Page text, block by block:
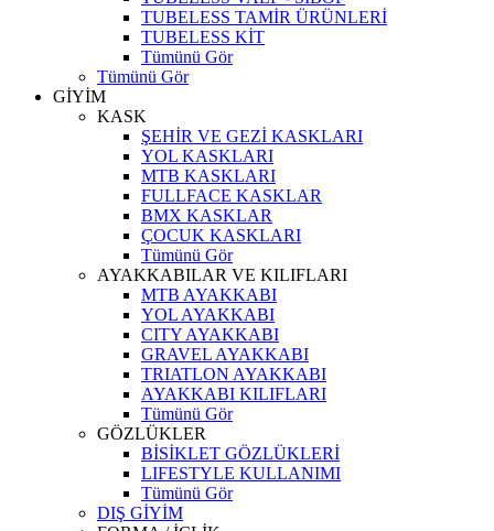
TUBELESS TAMİR ÜRÜNLERİ
TUBELESS KİT
Tümünü Gör
Tümünü Gör
GİYİM
KASK
ŞEHİR VE GEZİ KASKLARI
YOL KASKLARI
MTB KASKLARI
FULLFACE KASKLAR
BMX KASKLAR
ÇOCUK KASKLARI
Tümünü Gör
AYAKKABILAR VE KILIFLARI
MTB AYAKKABI
YOL AYAKKABI
CITY AYAKKABI
GRAVEL AYAKKABI
TRIATLON AYAKKABI
AYAKKABI KILIFLARI
Tümünü Gör
GÖZLÜKLER
BİSİKLET GÖZLÜKLERİ
LIFESTYLE KULLANIMI
Tümünü Gör
DIŞ GİYİM